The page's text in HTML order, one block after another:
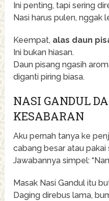
Ini penting, tapi sering
Nasi harus pulen, nggak
Keempat, alas daun
Ini bukan hiasan.
Daun pisang ngasih
diganti piring biasa.
NASI GANDUL
KESABARAN
Aku pernah tanya ke
cabang besar atau
Jawabannya simpel:
Masak Nasi Gandul itu
Daging direbus lama,